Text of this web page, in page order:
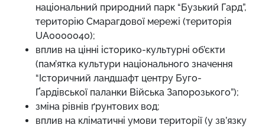
національний природний парк “Бузький Гард”,
територію Смарагдової мережі (територія
UA0000040);
вплив на цінні історико-культурні об’єкти
(пам’ятка культури національного значення
“Історичний ландшафт центру Буго-
Ґардівської паланки Війська Запорозького”);
зміна рівнів ґрунтових вод;
вплив на кліматичні умови території (у зв’язку